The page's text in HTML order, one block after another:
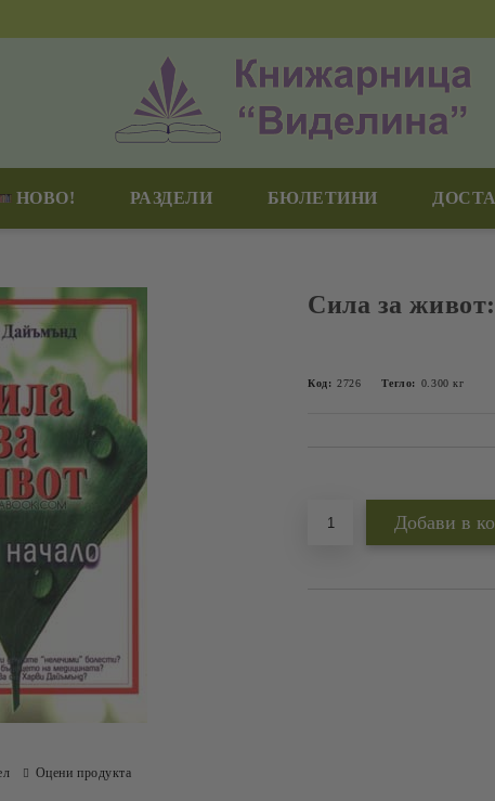
НОВО! РАЗДЕЛИ БЮЛЕТИНИ
Сила за
Код: 2726 Тегло: 0.300 кг
Оцени продукта